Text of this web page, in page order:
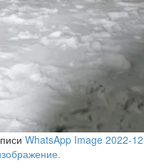
WhatsApp Image 2022-